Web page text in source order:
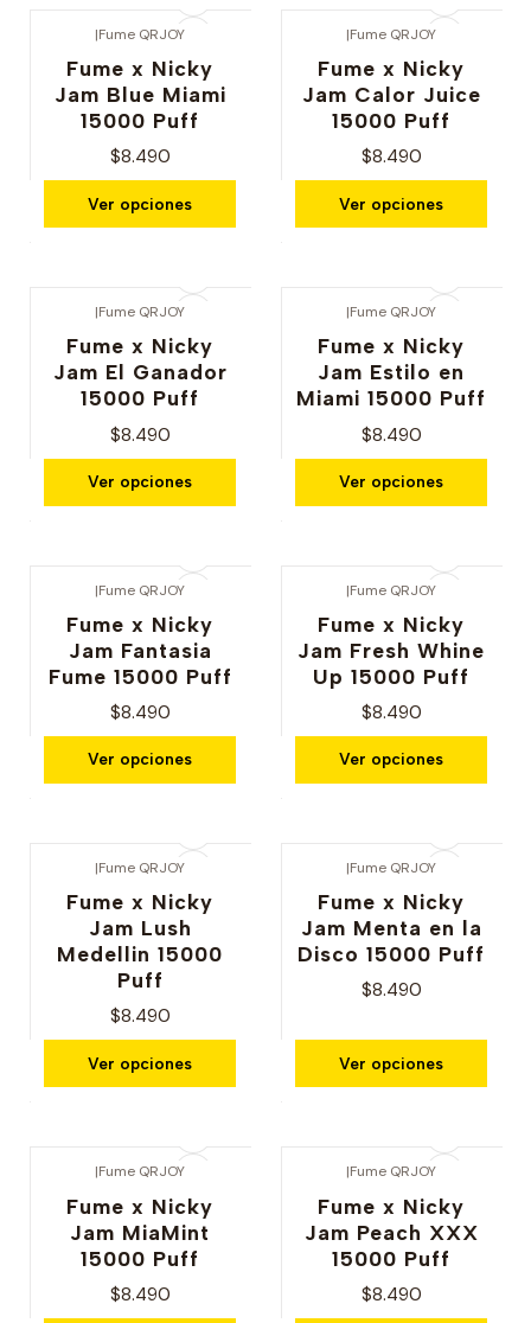
|Fume QRJOY
Fume x Nicky
Jam Blue Miami
15000 Puff
$8.490
Ver opciones
|Fume QRJOY
Fume x Nicky
Jam Calor Juice
15000 Puff
$8.490
Ver opciones
|Fume QRJOY
Fume x Nicky
Jam El Ganador
15000 Puff
$8.490
Ver opciones
|Fume QRJOY
Fume x Nicky
Jam Estilo en
Miami 15000 Puff
$8.490
Ver opciones
|Fume QRJOY
Fume x Nicky
Jam Fantasia
Fume 15000 Puff
$8.490
Ver opciones
|Fume QRJOY
Fume x Nicky
Jam Fresh Whine
Up 15000 Puff
$8.490
Ver opciones
|Fume QRJOY
Fume x Nicky
Jam Lush
Medellin 15000
Puff
$8.490
Ver opciones
|Fume QRJOY
Fume x Nicky
Jam Menta en la
Disco 15000 Puff
$8.490
Ver opciones
|Fume QRJOY
Fume x Nicky
Jam MiaMint
15000 Puff
$8.490
|Fume QRJOY
Fume x Nicky
Jam Peach XXX
15000 Puff
$8.490